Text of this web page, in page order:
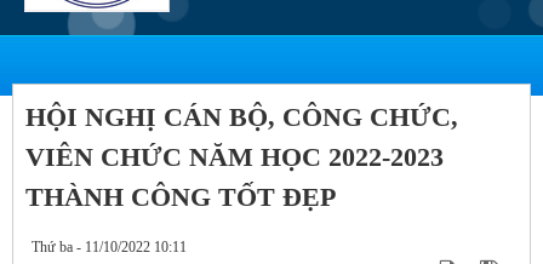
HỘI NGHỊ CÁN BỘ, CÔNG CHỨC,
VIÊN CHỨC NĂM HỌC 2022-2023
THÀNH CÔNG TỐT ĐẸP
Thứ ba - 11/10/2022 10:11